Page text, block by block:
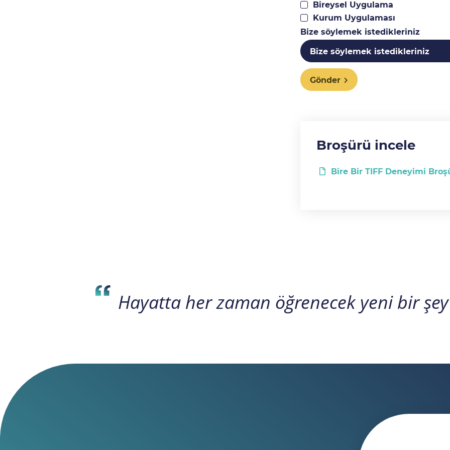
Bireysel Uygulama
Kurum Uygulaması
Bize söylemek istedikleriniz
Gönder
Broşürü incele
Bire Bir TIFF Deneyimi
Hayatta her zaman öğrenecek yeni bir